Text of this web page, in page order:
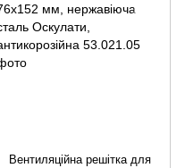
Вентиляційна решітка для